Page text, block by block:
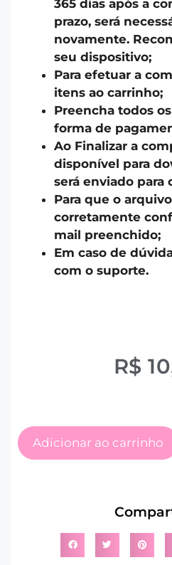
365 dias após a
prazo, será
novamente.
seu dispositivo;
Para efetuar a
itens ao carrinho;
Preencha todos
forma de
Ao Finalizar a
disponível para
será enviado para
Para que o
corretamente
mail preenchido;
Em caso de
com o suporte.
R$
Adicionar ao carrinho